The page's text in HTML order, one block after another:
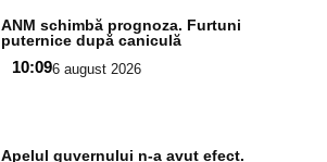
ANM schimbă prognoza. Furtuni
puternice după caniculă
10:096 august 2026
Apelul guvernului n-a avut efect.